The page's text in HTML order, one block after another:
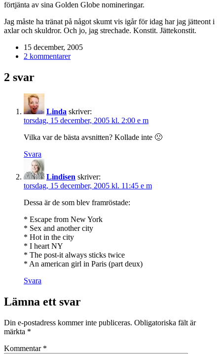
förtjänta av sina Golden Globe nomineringar.
Jag måste ha tränat på något skumt vis igår för idag har jag jätteont i
axlar och skuldror. Och jo, jag strechade. Konstit. Jättekonstit.
15 december, 2005
2 kommentarer
2 svar
Linda skriver:
torsdag, 15 december, 2005 kl. 2:00 e m
Vilka var de bästa avsnitten? Kollade inte 🙁
Svara
Lindisen skriver:
torsdag, 15 december, 2005 kl. 11:45 e m
Dessa är de som blev framröstade:
* Escape from New York
* Sex and another city
* Hot in the city
* I heart NY
* The post-it always sticks twice
* An american girl in Paris (part deux)
Svara
Lämna ett svar
Din e-postadress kommer inte publiceras. Obligatoriska fält är
märkta *
Kommentar *